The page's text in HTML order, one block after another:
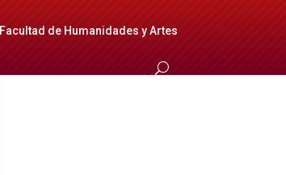
Facultad de Humanidades y Artes